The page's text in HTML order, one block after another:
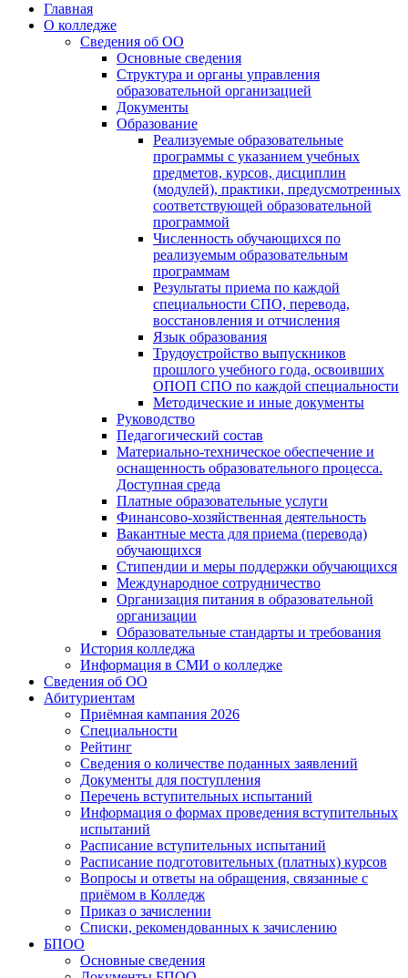
Главная
О колледже
Сведения об ОО
Основные сведения
Структура и органы управления
образовательной организацией
Документы
Образование
Реализуемые образовательные
программы с указанием учебных
предметов, курсов, дисциплин
(модулей), практики, предусмотренных
соответствующей образовательной
программой
Численность обучающихся по
реализуемым образовательным
программам
Результаты приема по каждой
специальности СПО, перевода,
восстановления и отчисления
Язык образования
Трудоустройство выпускников
прошлого учебного года, освоивших
ОПОП СПО по каждой специальности
Методические и иные документы
Руководство
Педагогический состав
Материально-техническое обеспечение и
оснащенность образовательного процесса.
Доступная среда
Платные образовательные услуги
Финансово-хозяйственная деятельность
Вакантные места для приема (перевода)
обучающихся
Стипендии и меры поддержки обучающихся
Международное сотрудничество
Организация питания в образовательной
организации
Образовательные стандарты и требования
История колледжа
Информация в СМИ о колледже
Сведения об ОО
Абитуриентам
Приёмная кампания 2026
Специальности
Рейтинг
Сведения о количестве поданных заявлений
Документы для поступления
Перечень вступительных испытаний
Информация о формах проведения вступительных
испытаний
Расписание вступительных испытаний
Расписание подготовительных (платных) курсов
Вопросы и ответы на обращения, связанные с
приёмом в Колледж
Приказ о зачислении
Списки, рекомендованных к зачислению
БПОО
Основные сведения